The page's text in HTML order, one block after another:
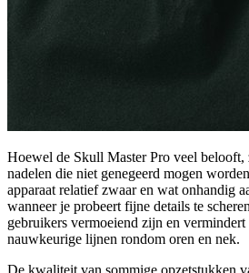
Hoewel de Skull Master Pro veel
nadelen die niet genegeerd mogen
apparaat relatief zwaar en wat onhandig
wanneer je probeert fijne details te
gebruikers vermoeiend zijn en vermindert
nauwkeurige lijnen rondom oren en nek.
De kwaliteit van sommige opzetstukken